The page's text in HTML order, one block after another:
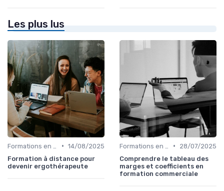
Les plus lus
• 14/08/2025
Formation à distance pour
devenir ergothérapeute
•
28/07/2025
Comprendre le tableau des
marges et coefficients en
formation commerciale